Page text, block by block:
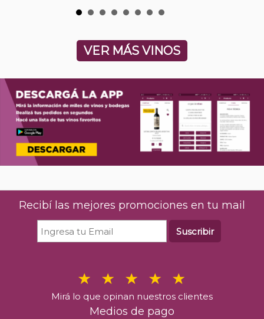
VER MÁS VINOS
Recibí las mejores promociones en tu mail
Suscribir
Mirá lo que opinan nuestros clientes
Medios de pago